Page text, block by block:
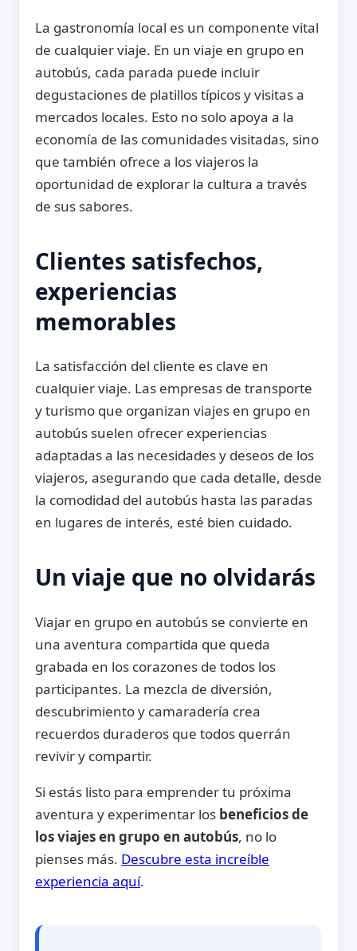
La gastronomía local es un componente vital
de cualquier viaje. En un viaje en grupo en
autobús, cada parada puede incluir
degustaciones de platillos típicos y visitas a
mercados locales. Esto no solo apoya a la
economía de las comunidades visitadas, sino
que también ofrece a los viajeros la
oportunidad de explorar la cultura a través
de sus sabores.
Clientes satisfechos,
experiencias
memorables
La satisfacción del cliente es clave en
cualquier viaje. Las empresas de transporte
y turismo que organizan viajes en grupo en
autobús suelen ofrecer experiencias
adaptadas a las necesidades y deseos de los
viajeros, asegurando que cada detalle, desde
la comodidad del autobús hasta las paradas
en lugares de interés, esté bien cuidado.
Un viaje que no olvidarás
Viajar en grupo en autobús se convierte en
una aventura compartida que queda
grabada en los corazones de todos los
participantes. La mezcla de diversión,
descubrimiento y camaradería crea
recuerdos duraderos que todos querrán
revivir y compartir.
Si estás listo para emprender tu próxima
aventura y experimentar los beneficios de
los viajes en grupo en autobús, no lo
pienses más. Descubre esta increíble
experiencia aquí.